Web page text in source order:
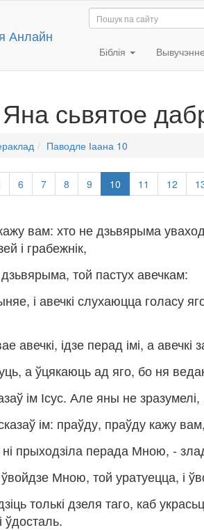
Анлайн
Біблія Вывучэнне
сьвятое
Паводле Іаана 10
6 7 8 9 10 11 12
вам: хто не дзьвярыма
і грабежнік,
той пастух авечкам:
і авечкі слухаюцца голасу
авечкі, ідзе перад імі, а
а ўцякаюць ад яго, бо ня
ім Ісус. Але яны не
сказаў ім: праўду, праўду кажу
ні прыходзіла перада Мною, -
Мною, той уратуецца, і
толькі дзеля таго, каб
ўдосталь.